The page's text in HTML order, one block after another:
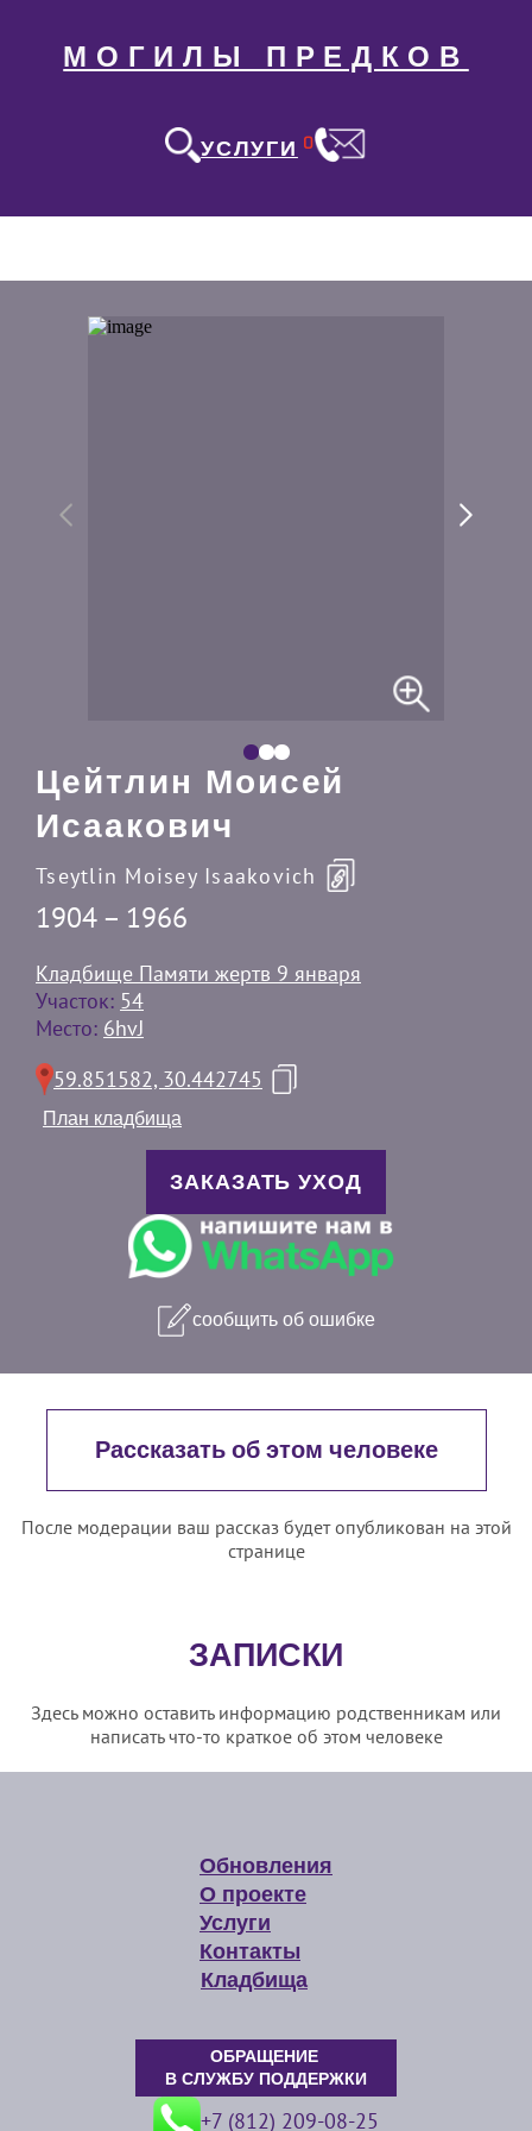
МОГИЛЫ ПРЕДКОВ
УСЛУГИ 0
Цейтлин Моисей
Исаакович
Tseytlin Moisey Isaakovich
1904 – 1966
Кладбище Памяти жертв 9 января
Участок: 54
Место: 6hvJ
59.851582, 30.442745
План кладбища
ЗАКАЗАТЬ УХОД
сообщить об ошибке
Рассказать об этом человеке
После модерации ваш рассказ будет опубликован на этой
странице
ЗАПИСКИ
Здесь можно оставить информацию родственникам или
написать что-то краткое об этом человеке
Обновления
О проекте
Услуги
Контакты
Кладбища
ОБРАЩЕНИЕ
В СЛУЖБУ ПОДДЕРЖКИ
+7 (812) 209-08-25